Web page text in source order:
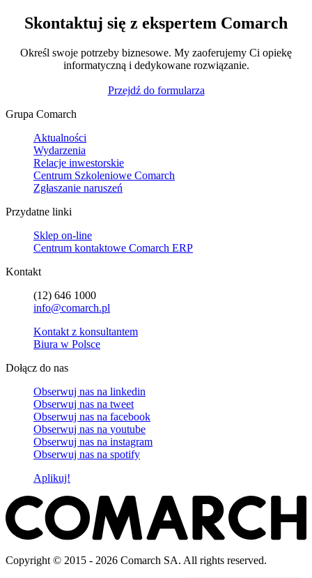
Skontaktuj się z ekspertem Comarch
Określ swoje potrzeby biznesowe. My zaoferujemy Ci opiekę
informatyczną i dedykowane rozwiązanie.
Przejdź do formularza
Grupa Comarch
Aktualności
Wydarzenia
Relacje inwestorskie
Centrum Szkoleniowe Comarch
Zgłaszanie naruszeń
Przydatne linki
Sklep on-line
Centrum kontaktowe Comarch ERP
Kontakt
(12) 646 1000
info@comarch.pl
Kontakt z konsultantem
Biura w Polsce
Dołącz do nas
Obserwuj nas na linkedin
Obserwuj nas na tweet
Obserwuj nas na facebook
Obserwuj nas na youtube
Obserwuj nas na instagram
Obserwuj nas na spotify
Aplikuj!
Copyright © 2015 - 2026 Comarch SA. All rights reserved.